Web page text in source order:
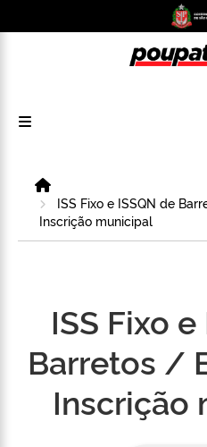
ISS Fixo e ISSQN de
Inscrição municipal
ISS Fixo
Barretos /
Inscrição